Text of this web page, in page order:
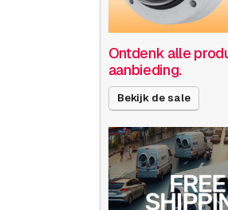
Ontdenk alle
aanbieding.
Bekijk de sale